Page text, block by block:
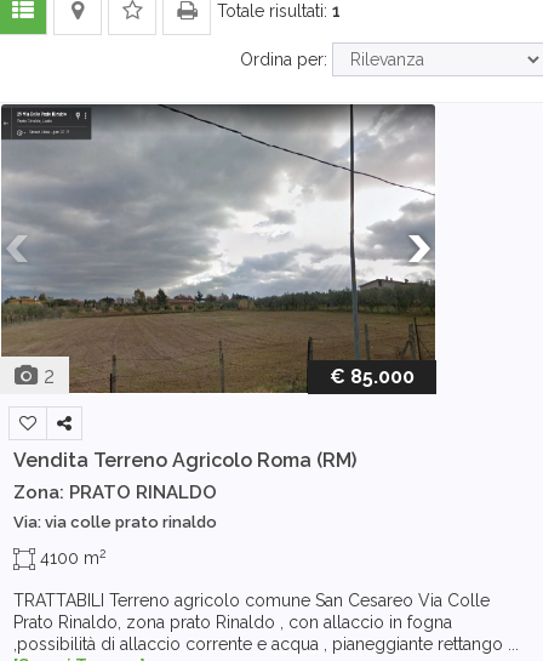
Totale risultati: 1
Ordina per:
2 € 85.000
Vendita Terreno Agricolo Roma (RM)
Zona: PRATO RINALDO
Via: via colle prato rinaldo
4100 m2
TRATTABILI Terreno agricolo comune San Cesareo Via Colle
Prato Rinaldo, zona prato Rinaldo , con allaccio in fogna
,possibilità di allaccio corrente e acqua , pianeggiante rettango ...